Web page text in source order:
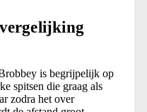
is begrijpelijk op
spitsen die graag als
zodra het over